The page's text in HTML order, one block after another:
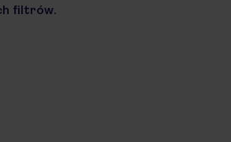
filtrów.